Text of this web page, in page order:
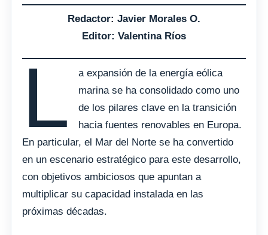
Redactor: Javier Morales O.
Editor: Valentina Ríos
L
a expansión de la energía eólica
marina se ha consolidado como uno
de los pilares clave en la transición
hacia fuentes renovables en Europa.
En particular, el Mar del Norte se ha convertido
en un escenario estratégico para este desarrollo,
con objetivos ambiciosos que apuntan a
multiplicar su capacidad instalada en las
próximas décadas.